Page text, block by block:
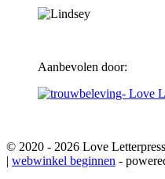
Aanbevolen door:
© 2020 - 2026 Love
| webwinkel beginnen -